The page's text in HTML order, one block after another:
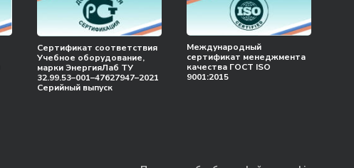
Сертификат соответствия
Учебное оборудование,
марки ЭнергияЛаб ТУ
32.99.53–001–47627947–2021
Серийный выпуск
Международный
сертификат менеджмента
качества ГОСТ ISO
9001:2015